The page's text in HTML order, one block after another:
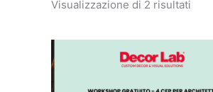
Visualizzazione di 2 risultati